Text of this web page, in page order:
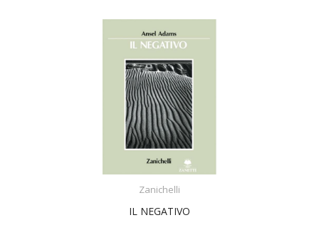
Zanichelli
IL NEGATIVO